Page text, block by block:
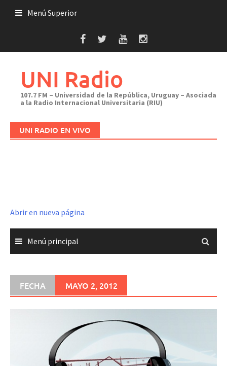
Menú Superior
UNI Radio
107.7 FM – Universidad de la República, Uruguay – Asociada
a la Radio Internacional Universitaria (RIU)
UNI RADIO EN VIVO
Abrir en nueva página
Menú principal
FECHA MAYO 2, 2012